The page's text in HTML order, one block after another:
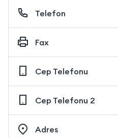
Telefon
Fax
Cep Telefonu
Cep Telefonu 2
Adres